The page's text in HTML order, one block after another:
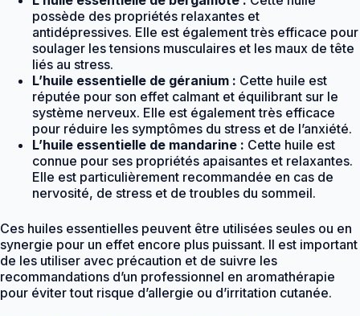
possède des propriétés relaxantes et
antidépressives. Elle est également très efficace pour
soulager les tensions musculaires et les maux de tête
liés au stress.
L’huile essentielle de géranium : Cette huile est
réputée pour son effet calmant et équilibrant sur le
système nerveux. Elle est également très efficace
pour réduire les symptômes du stress et de l’anxiété.
L’huile essentielle de mandarine : Cette huile est
connue pour ses propriétés apaisantes et relaxantes.
Elle est particulièrement recommandée en cas de
nervosité, de stress et de troubles du sommeil.
Ces huiles essentielles peuvent être utilisées seules ou en
synergie pour un effet encore plus puissant. Il est important
de les utiliser avec précaution et de suivre les
recommandations d’un professionnel en aromathérapie
pour éviter tout risque d’allergie ou d’irritation cutanée.